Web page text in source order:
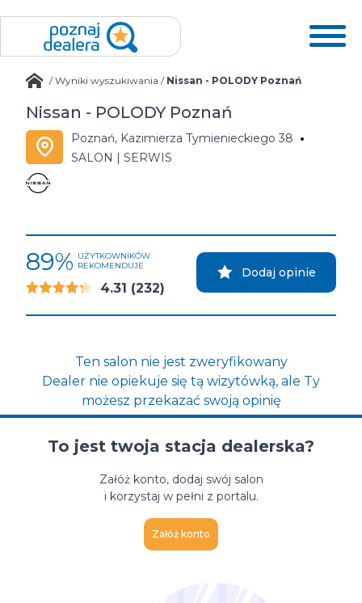
/Wyniki wyszukiwania / Nissan - POLODY Poznań
Nissan - POLODY Poznań
Poznań, Kazimierza Tymienieckiego 38
SALON | SERWIS
89% UŻYTKOWNIKÓW
REKOMENDUJE
4.31 (232)
Dodaj opinie
Ten salon nie jest zweryfikowany
Dealer nie opiekuje się tą wizytówką, ale Ty
możesz przekazać swoją opinię
To jest twoja stacja dealerska?
Załóż konto, dodaj swój salon
i korzystaj w pełni z portalu.
Załóż konto